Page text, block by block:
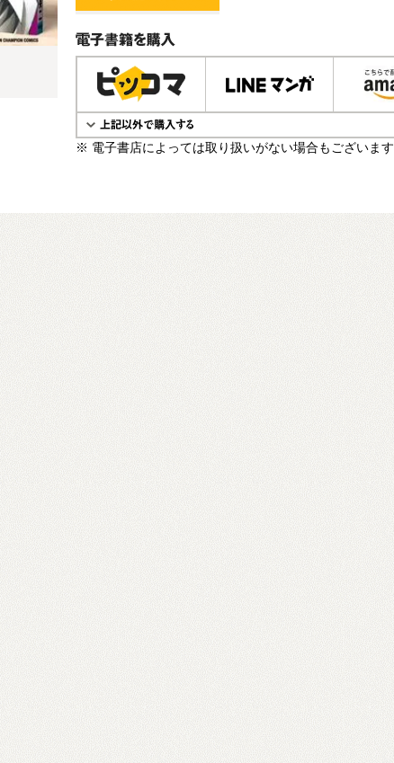
電子書籍で購入
※ 電子書店によっては取り扱いがない場合もございます